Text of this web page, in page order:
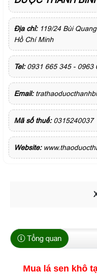
Địa chỉ: 119/24 Bùi
Hồ Chí Minh
Tel:0931 665 345 - 0963
Email:
Mã số thuế: 0315240037
Website:
Tổng quan
Mua lá sen khô